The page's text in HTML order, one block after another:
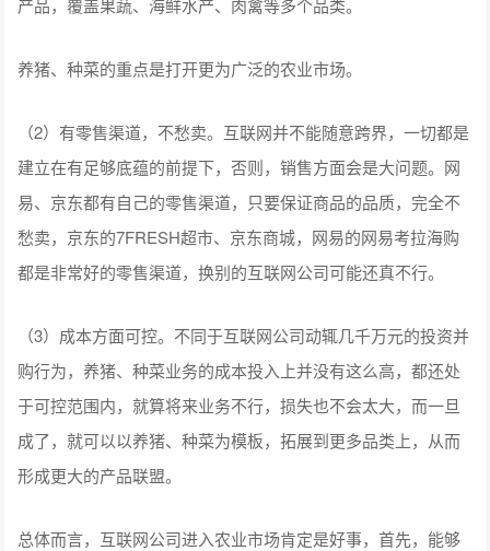
产品，覆盖果蔬、海鲜水产、肉禽等多个品类。
养猪、种菜的重点是打开更为广泛的农业市场。
（2）有零售渠道，不愁卖。互联网并不能随意跨界，一切都是
建立在有足够底蕴的前提下，否则，销售方面会是大问题。网
易、京东都有自己的零售渠道，只要保证商品的品质，完全不
愁卖，京东的7FRESH超市、京东商城，网易的网易考拉海购
都是非常好的零售渠道，换别的互联网公司可能还真不行。
（3）成本方面可控。不同于互联网公司动辄几千万元的投资并
购行为，养猪、种菜业务的成本投入上并没有这么高，都还处
于可控范围内，就算将来业务不行，损失也不会太大，而一旦
成了，就可以以养猪、种菜为模板，拓展到更多品类上，从而
形成更大的产品联盟。
总体而言，互联网公司进入农业市场肯定是好事，首先，能够